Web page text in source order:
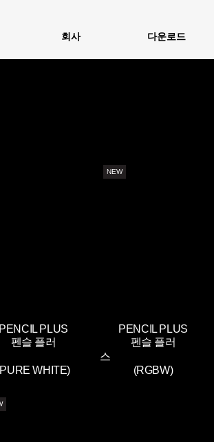
회사 다운로드
PENCIL PLUS
펜슬 플러
WHITE)
NEW
PENCIL PLUS
펜슬 플러
스
(RGBW)